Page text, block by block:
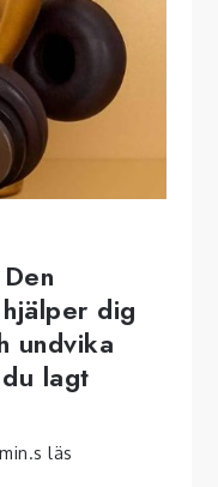
dig
undvika
lagt
läs